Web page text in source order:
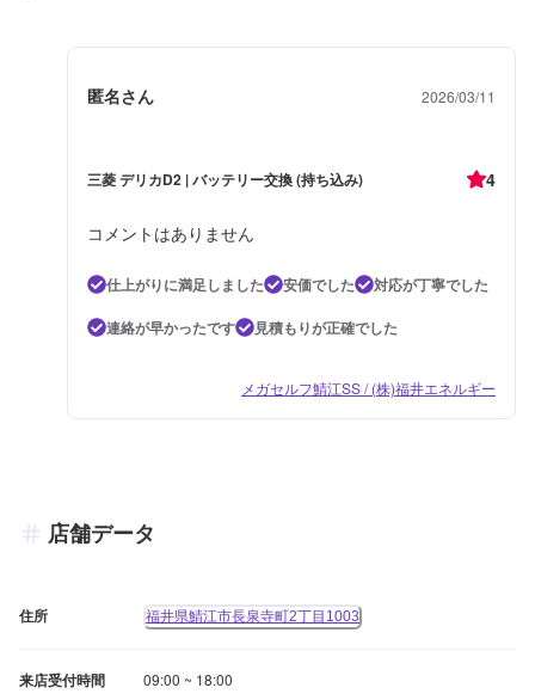
匿名さん 2026/03/11
三菱 デリカD2 | バッテリー交換 (持ち込み) 4
コメントはありません
仕上がりに満足しました 安価でした
対応が丁寧でした
連絡が早かったです
見積もりが正確でした
メガセルフ鯖江SS / (株)福井エネルギー
店舗データ
住所 福井県鯖江市長泉寺町2丁目1003
来店受付時間 09:00 ~ 18:00